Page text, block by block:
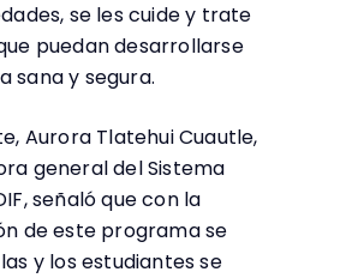
se les cuide y trate
puedan desarrollarse
sana y segura.
Aurora Tlatehui Cuautle,
general del Sistema
señaló que con la
de este programa se
y los estudiantes se